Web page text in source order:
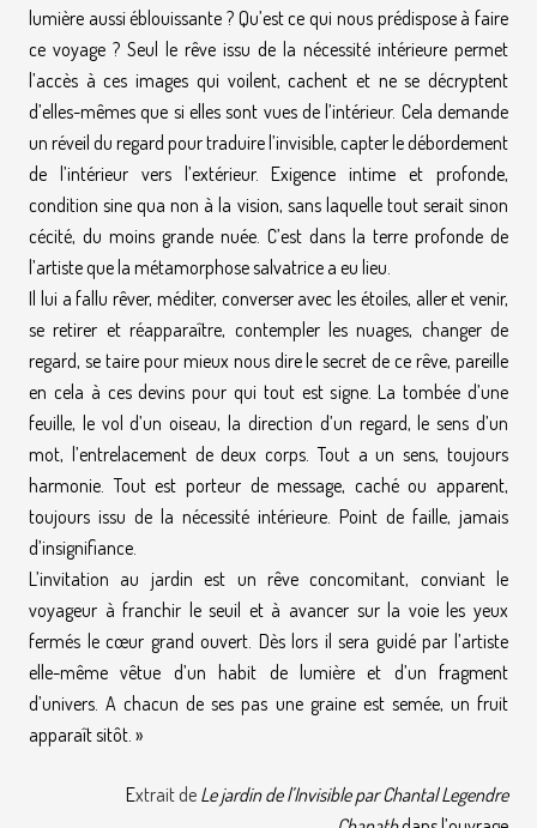
lumière aussi éblouissante ? Qu’est ce qui nous prédispose à faire
ce voyage ? Seul le rêve issu de la nécessité intérieure permet
l’accès à ces images qui voilent, cachent et ne se décryptent
d’elles-mêmes que si elles sont vues de l’intérieur. Cela demande
un réveil du regard pour traduire l’invisible, capter le débordement
de l’intérieur vers l’extérieur. Exigence intime et profonde,
condition sine qua non à la vision, sans laquelle tout serait sinon
cécité, du moins grande nuée. C’est dans la terre profonde de
l’artiste que la métamorphose salvatrice a eu lieu.
Il lui a fallu rêver, méditer, converser avec les étoiles, aller et venir,
se retirer et réapparaître, contempler les nuages, changer de
regard, se taire pour mieux nous dire le secret de ce rêve, pareille
en cela à ces devins pour qui tout est signe. La tombée d’une
feuille, le vol d’un oiseau, la direction d’un regard, le sens d’un
mot, l’entrelacement de deux corps. Tout a un sens, toujours
harmonie. Tout est porteur de message, caché ou apparent,
toujours issu de la nécessité intérieure. Point de faille, jamais
d’insignifiance.
L’invitation au jardin est un rêve concomitant, conviant le
voyageur à franchir le seuil et à avancer sur la voie les yeux
fermés le cœur grand ouvert. Dès lors il sera guidé par l’artiste
elle-même vêtue d’un habit de lumière et d’un fragment
d’univers. A chacun de ses pas une graine est semée, un fruit
apparaît sitôt. »
Extrait de Le jardin de l’Invisible par Chantal Legendre